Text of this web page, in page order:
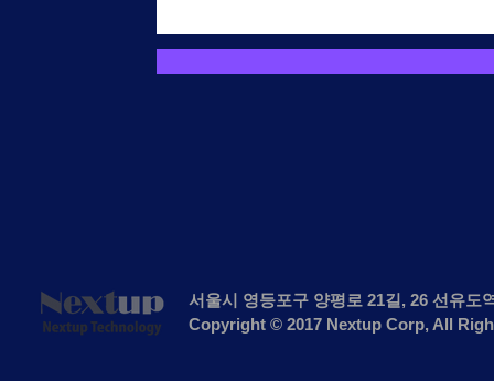
서울시 영등포구 양평로 21길, 26 선유도
Copyright © 2017 Nextup Corp, All